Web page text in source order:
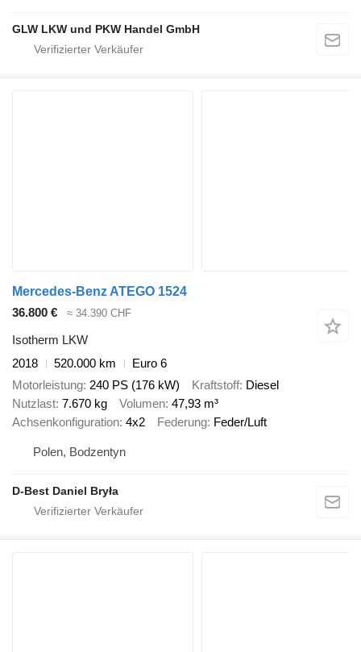
GLW LKW und PKW Handel GmbH
Mercedes-Benz ATEGO 1524
36.800 €
≈ 34.390 CHF
Isotherm LKW
2018
520.000 km
Euro 6
Motorleistung 240 PS (176 kW) Kraftstoff Diesel
Nutzlast 7.670 kg Volumen 47,93 m³
Achsenkonfiguration 4x2 Federung Feder/Luft
Polen, Bodzentyn
D-Best Daniel Bryła